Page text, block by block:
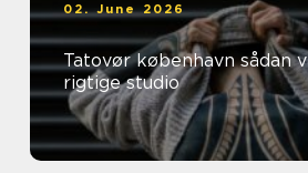
02. June 2026
Tatovør københavn sådan vælger du det
rigtige studio